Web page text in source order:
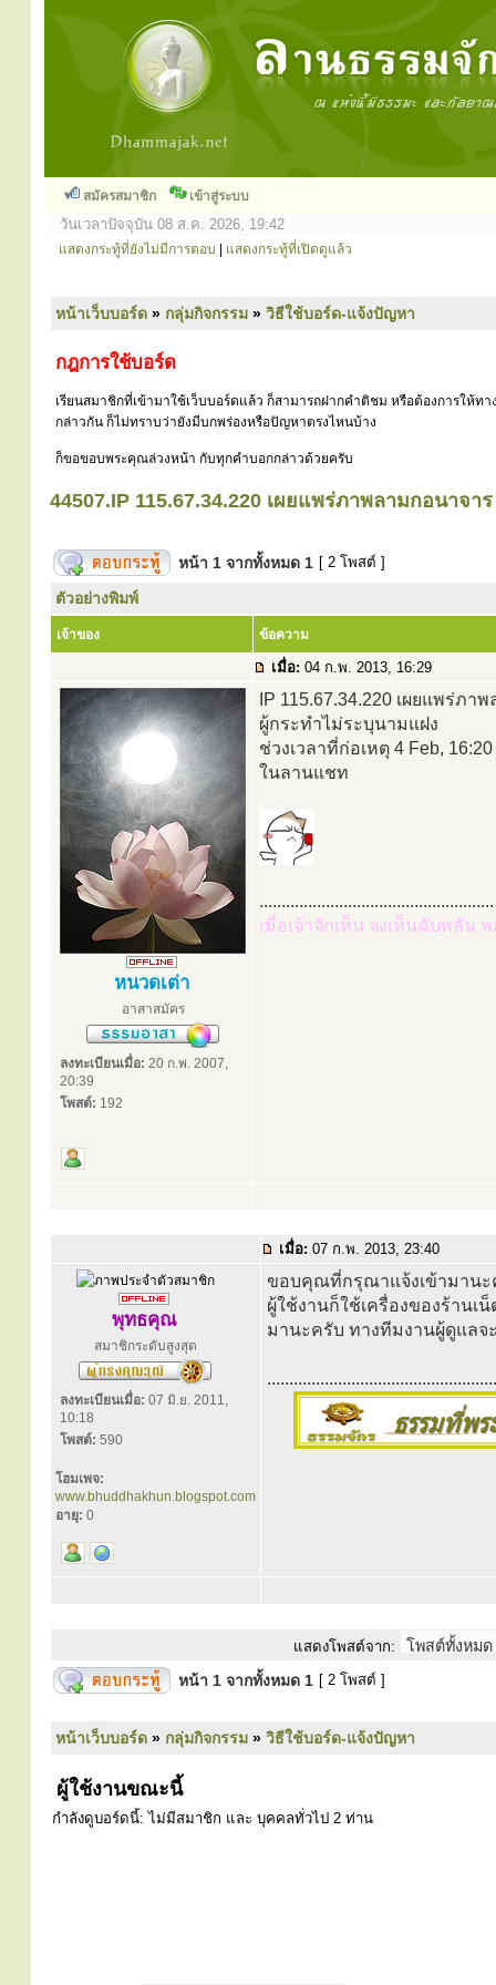
สมัครสมาชิก เข้าสู่ระบบ
วันเวลาปัจจุบัน 08 ส.ค. 2026, 19:42
แสดงกระทู้ที่ยังไม่มีการตอบ แสดงกระทู้ที่เปิดดูแล้ว
หน้าเว็บบอร์ด » กลุ่มกิจกรรม » วิธีใช้บอร์ด-แจ้งปัญหา
กฎการใช้บอร์ด
เรียนสมาชิกที่เข้ามาใช้เว็บบอร์ดแล้ว ก็สามารถฝากคำติชม หรือต้องการให้ท
กล่าวกัน ก็ไม่ทราบว่ายังมีบกพร่องหรือปัญหาตรงไหนบ้าง
ก็ขอขอบพระคุณล่วงหน้า กับทุกคำบอกกล่าวด้วยครับ
44507.IP 115.67.34.220 เผยแพร่ภาพลามกอนาจา
หน้า 1 จากทั้งหมด 1 [ 2 โพสต์ ]
ตัวอย่างพิมพ์
เจ้าของ ข้อความ
เมื่อ: 04 ก.พ. 2013, 16:29
หนวดเต่า
อาสาสมัคร
ลงทะเบียนเมื่อ: 20 ก.พ. 2007,
20:39
โพสต์: 192
IP 115.67.34.220 เผยแพร่ภา
ผู้กระทำไม่ระบุนามแฝง
ช่วงเวลาที่ก่อเหตุ 4 Feb, 16:20
ในลานแชท
.....................................................
เมื่อเจ้าจักเห็น จงเห็นฉับพลัน
เมื่อ: 07 ก.พ. 2013, 23:40
พุทธคุณ
สมาชิกระดับสูงสุด
ลงทะเบียนเมื่อ: 07 มิ.ย. 2011,
10:18
โพสต์: 590
โฮมเพจ:
www.bhuddhakhun.blogspot.com
อายุ: 0
ขอบคุณที่กรุณาแจ้งเข้ามานะ
ผู้ใช้งานก็ใช้เครื่องของร้านเ
มานะครับ ทางทีมงานผู้ดูแล
แสดงโพสต์จาก:
หน้า 1 จากทั้งหมด 1 [ 2 โพสต์ ]
หน้าเว็บบอร์ด » กลุ่มกิจกรรม » วิธีใช้บอร์ด-แจ้งปัญหา
ผู้ใช้งานขณะนี้
กำลังดูบอร์ดนี้: ไม่มีสมาชิก และ บุคคลทั่วไป 2 ท่าน